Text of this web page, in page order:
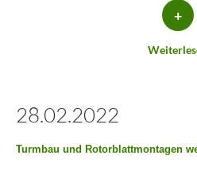
+
28.02.2022
Turmbau und Rotorblattmontagen